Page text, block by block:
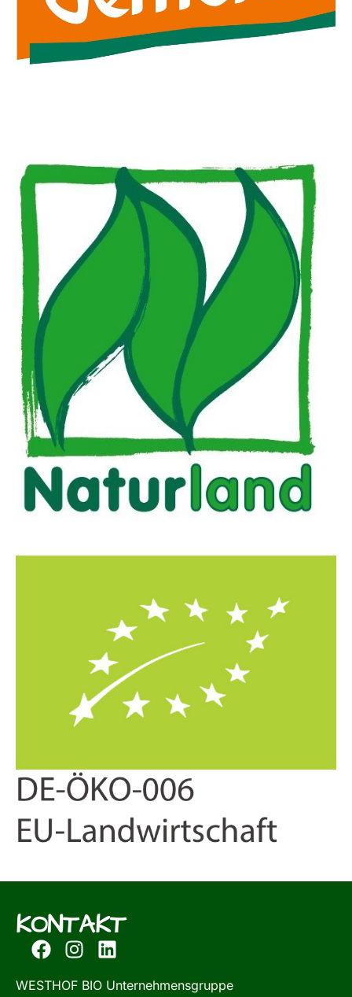
KONTAKT
WESTHOF BIO Unternehmensgruppe